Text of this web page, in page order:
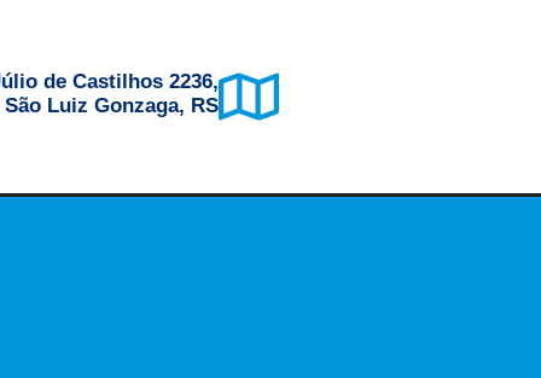
de Castilhos 2236,
Luiz Gonzaga, RS